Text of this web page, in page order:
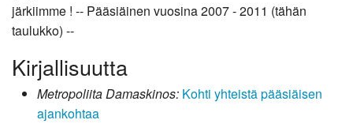
järkiimme ! -- Pääsiäinen vuosina 2007 - 2011 (tähän
taulukko) --
Kirjallisuutta
Metropoliita Damaskinos: Kohti yhteistä pääsiäisen
ajankohtaa